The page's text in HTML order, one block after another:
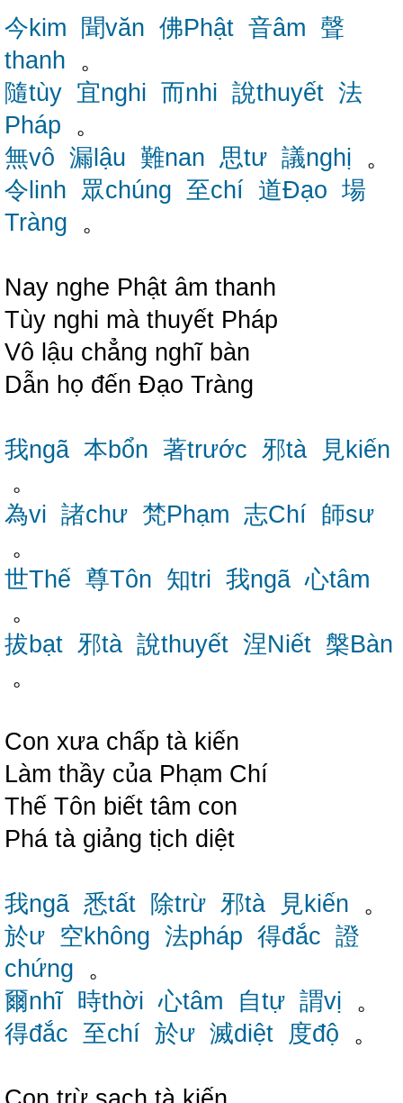
今kim 聞văn 佛Phật 音âm 聲
thanh 。
隨tùy 宜nghi 而nhi 說thuyết 法
Pháp 。
無vô 漏lậu 難nan 思tư 議nghị 。
令linh 眾chúng 至chí 道Đạo 場
Tràng 。
Nay nghe Phật âm thanh
Tùy nghi mà thuyết Pháp
Vô lậu chẳng nghĩ bàn
Dẫn họ đến Đạo Tràng
我ngã 本bổn 著trước 邪tà
見kiến
。
為vi 諸chư 梵Phạm 志Chí 師sư
。
世Thế 尊Tôn 知tri 我ngã 心tâm
。
拔bạt 邪tà 說thuyết 涅Niết 槃Bàn
。
Con xưa chấp tà kiến
Làm thầy của Phạm Chí
Thế Tôn biết tâm con
Phá tà giảng tịch diệt
我ngã 悉tất 除trừ 邪tà 見kiến 。
於ư 空không 法pháp 得đắc 證
chứng 。
爾nhĩ 時thời 心tâm 自tự 謂vị 。
得đắc 至chí 於ư 滅diệt 度độ 。